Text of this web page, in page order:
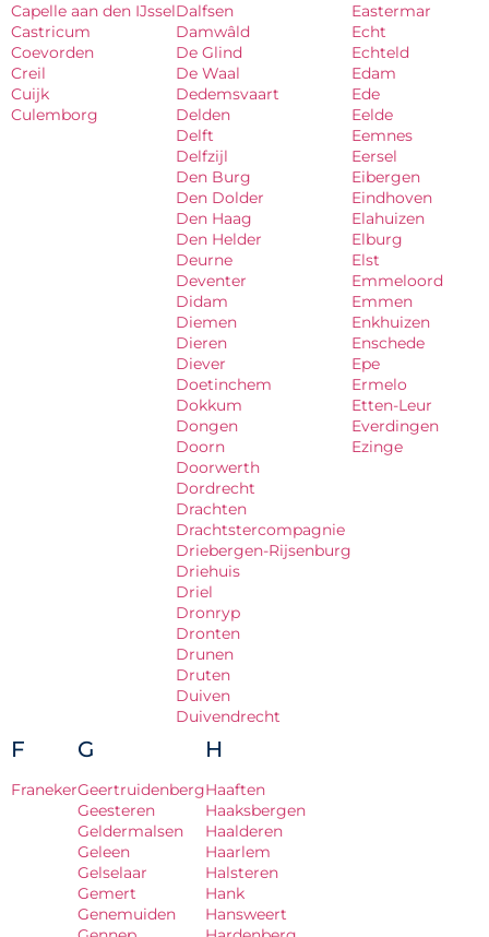
Capelle aan den IJssel
Castricum
Coevorden
Creil
Cuijk
Culemborg
Dalfsen
Damwâld
De Glind
De Waal
Dedemsvaart
Delden
Delft
Delfzijl
Den Burg
Den Dolder
Den Haag
Den Helder
Deurne
Deventer
Didam
Diemen
Dieren
Diever
Doetinchem
Dokkum
Dongen
Doorn
Doorwerth
Dordrecht
Drachten
Drachtstercompagnie
Driebergen-Rijsenburg
Driehuis
Driel
Dronryp
Dronten
Drunen
Druten
Duiven
Duivendrecht
Eastermar
Echt
Echteld
Edam
Ede
Eelde
Eemnes
Eersel
Eibergen
Eindhoven
Elahuizen
Elburg
Elst
Emmeloord
Emmen
Enkhuizen
Enschede
Epe
Ermelo
Etten-Leur
Everdingen
Ezinge
F
Franeker
G
Geertruidenberg
Geesteren
Geldermalsen
Geleen
Gelselaar
Gemert
Genemuiden
H
Haaften
Haaksbergen
Haalderen
Haarlem
Halsteren
Hank
Hansweert